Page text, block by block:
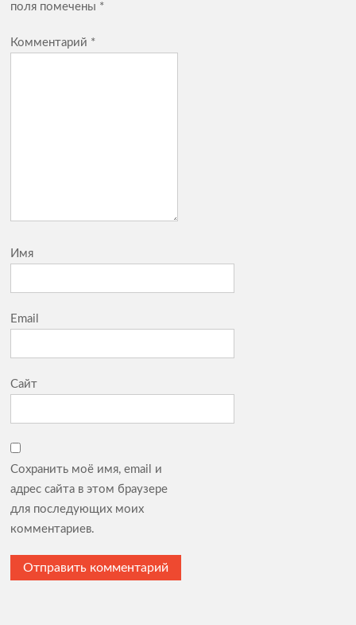
поля помечены *
Комментарий *
Имя
Email
Сайт
Сохранить моё имя, email и
адрес сайта в этом браузере
для последующих моих
комментариев.